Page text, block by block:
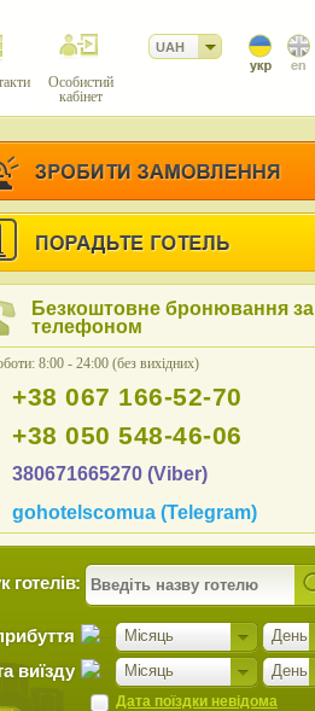
Особистий
кабінет
UAH
Безкоштовне бронювання за
телефоном
8:00 - 24:00 (без вихідних)
+38 067 166-52-70
+38 050 548-46-06
380671665270 (Viber)
gohotelscomua (Telegram)
готелів:
Місяць День
Місяць День
виїзду
Дата поїздки невідома